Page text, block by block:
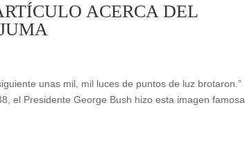
ACERCA DEL
unas mil, mil luces de puntos de luz brotaron.”
el Presidente George Bush hizo esta imagen famosa